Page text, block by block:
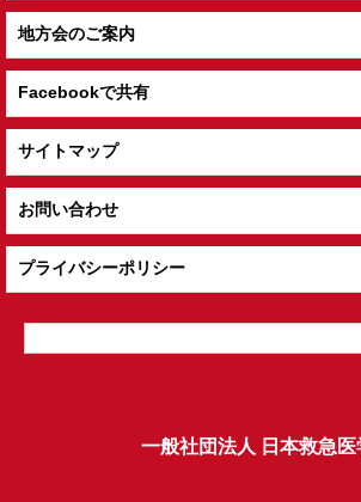
地方会のご案内
Facebookで共有
サイトマップ
お問い合わせ
プライバシーポリシー
一般社団法人 日本救急医